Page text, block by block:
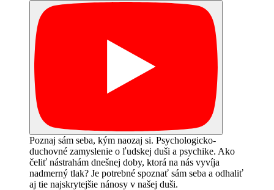
Poznaj sám seba, kým naozaj si. Psychologicko-
duchovné zamyslenie o ľudskej duši a psychike. Ako
čeliť nástrahám dnešnej doby, ktorá na nás vyvíja
nadmerný tlak? Je potrebné spoznať sám seba a odhaliť
aj tie najskrytejšie nánosy v našej duši.